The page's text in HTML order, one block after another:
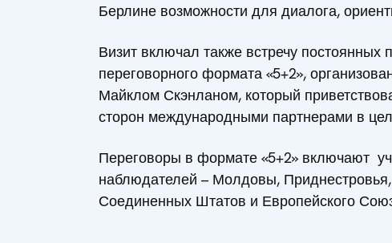
Берлине возможности для диалога,
Визит включал также встречу
переговорного формата «5+2»,
Майклом Скэнланом, который
сторон международными партнерами в
Переговоры в формате «5+2» включают
наблюдателей – Молдовы,
Соединенных Штатов и Европейского